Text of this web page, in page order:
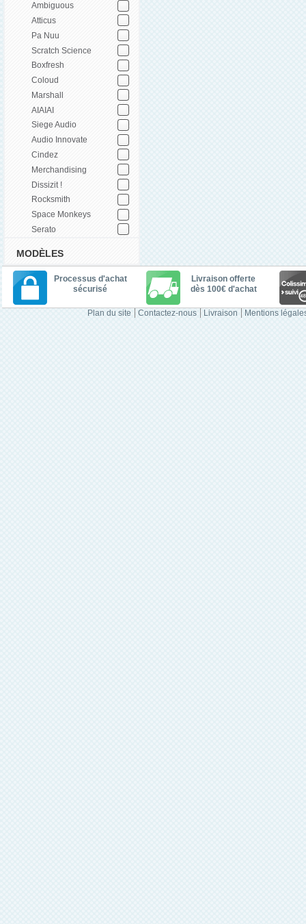
Ambiguous
Atticus
Pa Nuu
Scratch Science
Boxfresh
Coloud
Marshall
AIAIAI
Siege Audio
Audio Innovate
Cindez
Merchandising
Dissizit !
Rocksmith
Space Monkeys
Serato
MODÈLES
Processus d'achat
sécurisé
Livraison offerte
dès 100€ d'achat
Plan du site Contactez-nous Livraison Mentions